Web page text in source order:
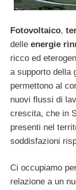
Fotovoltaico,
delle energie
ricco ed
a supporto della
permettono al
nuovi flussi di
crescita, che in
presenti nel
soddisfazioni
Ci occupiamo
relazione a un